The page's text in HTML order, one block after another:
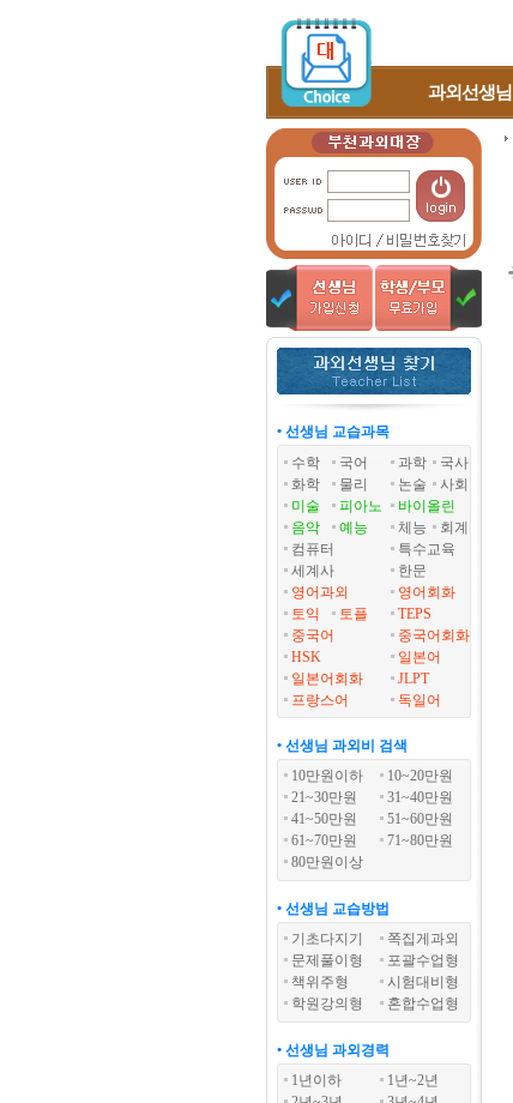
과외선생님
• 선생님 교습과목
수학
국어 과학
국사
화학
물리 논술
사회
미술
피아노
바이올린
음악
예능 체능
회계
컴퓨터
특수교육
세계사
한문
영어과외
영어회화
토익
토플
TEPS
중국어
중국어회화
HSK
일본어
일본어회화
JLPT
프랑스어
독일어
• 선생님 과외비 검색
10만원이하
10~20만원
21~30만원
31~40만원
41~50만원
51~60만원
61~70만원
71~80만원
80만원이상
• 선생님 교습방법
기초다지기
쪽집게과외
문제풀이형
포괄수업형
책위주형
시험대비형
학원강의형
혼합수업형
• 선생님 과외경력
1년이하
1년~2년